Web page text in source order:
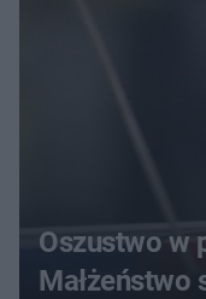
Oszustwo w
Małżeństwo